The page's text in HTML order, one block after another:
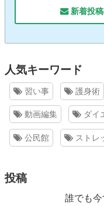
新着投稿
人気キーワード
習い事 護身術
動画編集 ダイ
公民館 ストレ
投稿
誰でも